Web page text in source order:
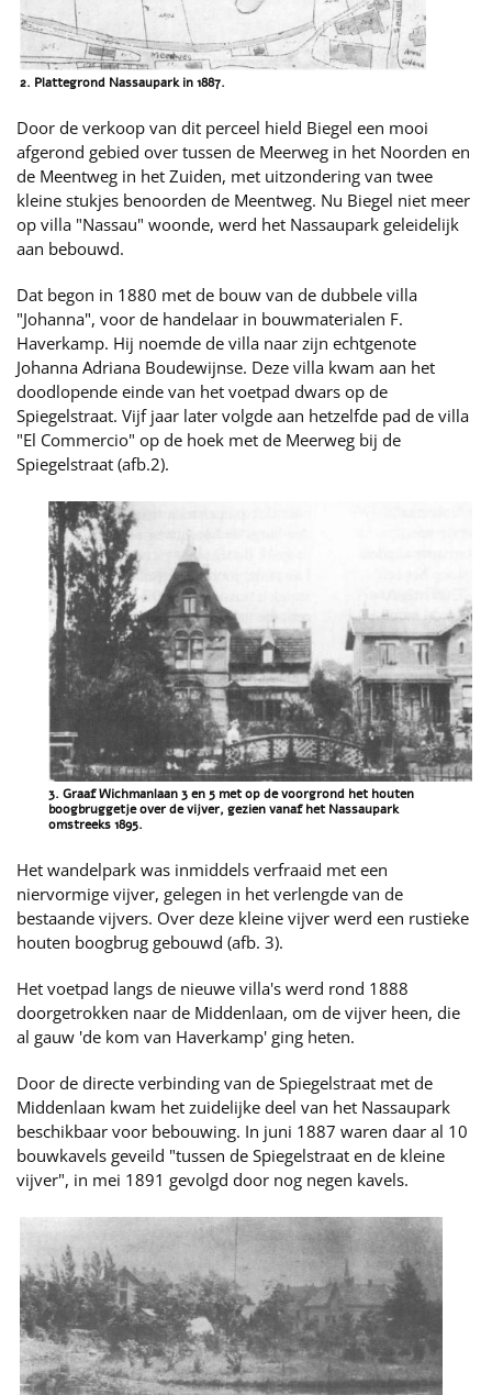
2. Plattegrond Nassaupark in 1887.
Door de verkoop van dit perceel hield Biegel een mooi
afgerond gebied over tussen de Meerweg in het Noorden en
de Meentweg in het Zuiden, met uitzondering van twee
kleine stukjes benoorden de Meentweg. Nu Biegel niet meer
op villa "Nassau" woonde, werd het Nassaupark geleidelijk
aan bebouwd.
Dat begon in 1880 met de bouw van de dubbele villa
"Johanna", voor de handelaar in bouwmaterialen F.
Haverkamp. Hij noemde de villa naar zijn echtgenote
Johanna Adriana Boudewijnse. Deze villa kwam aan het
doodlopende einde van het voetpad dwars op de
Spiegelstraat. Vijf jaar later volgde aan hetzelfde pad de villa
"El Commercio" op de hoek met de Meerweg bij de
Spiegelstraat (afb.2).
3. Graaf Wichmanlaan 3 en 5 met op de voorgrond het houten
boogbruggetje over de vijver, gezien vanaf het Nassaupark
omstreeks 1895.
Het wandelpark was inmiddels verfraaid met een
niervormige vijver, gelegen in het verlengde van de
bestaande vijvers. Over deze kleine vijver werd een rustieke
houten boogbrug gebouwd (afb. 3).
Het voetpad langs de nieuwe villa's werd rond 1888
doorgetrokken naar de Middenlaan, om de vijver heen, die
al gauw 'de kom van Haverkamp' ging heten.
Door de directe verbinding van de Spiegelstraat met de
Middenlaan kwam het zuidelijke deel van het Nassaupark
beschikbaar voor bebouwing. In juni 1887 waren daar al 10
bouwkavels geveild "tussen de Spiegelstraat en de kleine
vijver", in mei 1891 gevolgd door nog negen kavels.